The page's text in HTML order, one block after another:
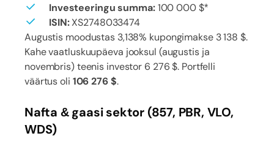
Investeeringu summa:100 000 $*
ISIN:XS2748033474
Augustis moodustas 3,138% kupongimakse 3 138 $.
Kahe vaatluskuupäeva jooksul (augustis ja
novembris) teenis investor 6 276 $. Portfelli
väärtus oli 106 276 $.
Nafta & gaasi sektor (857, PBR, VLO,
WDS)